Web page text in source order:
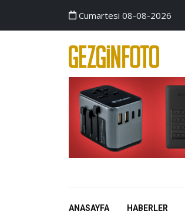
Cumartesi 08-08-2026
ANASAYFA HABERLER